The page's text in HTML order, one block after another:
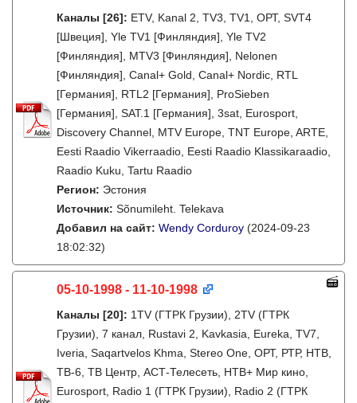
Каналы [26]: ETV, Kanal 2, TV3, TV1, ОРТ, SVT4
[Швеция], Yle TV1 [Финляндия], Yle TV2
[Финляндия], MTV3 [Финляндия], Nelonen
[Финляндия], Canal+ Gold, Canal+ Nordic, RTL
[Германия], RTL2 [Германия], ProSieben
[Германия], SAT.1 [Германия], 3sat, Eurosport,
Discovery Channel, MTV Europe, TNT Europe, ARTE,
Eesti Raadio Vikerraadio, Eesti Raadio Klassikaraadio,
Raadio Kuku, Tartu Raadio
Регион: Эстония
Источник: Sõnumileht. Telekava
Добавил на сайт: Wendy Corduroy (2024-09-23
18:02:32)
05-10-1998 - 11-10-1998
Каналы [20]: 1TV (ГТРК Грузии), 2TV (ГТРК
Грузии), 7 канал, Rustavi 2, Kavkasia, Eureka, TV7,
Iveria, Saqartvelos Khma, Stereo One, ОРТ, РТР, НТВ,
ТВ-6, ТВ Центр, АСТ-Телесеть, НТВ+ Мир кино,
Eurosport, Radio 1 (ГТРК Грузии), Radio 2 (ГТРК